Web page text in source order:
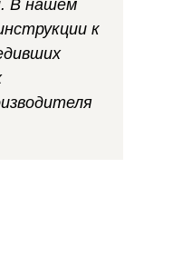
В нашем
к